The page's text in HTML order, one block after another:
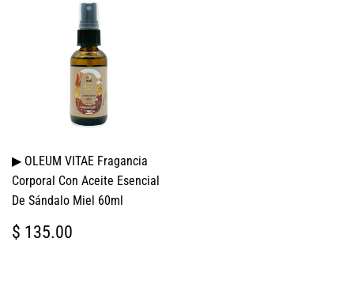
▶ OLEUM VITAE Fragancia
Corporal Con Aceite Esencial
De Sándalo Miel 60ml
PRECIO
HABITUAL
$ 135.00